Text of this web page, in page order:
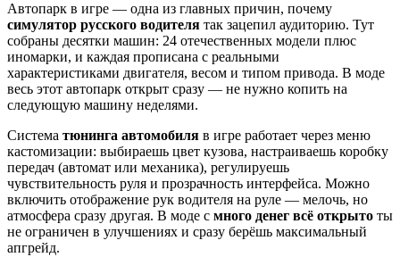
Автопарк в игре — одна из главных причин, почему
симулятор русского водителя так зацепил аудиторию. Тут
собраны десятки машин: 24 отечественных модели плюс
иномарки, и каждая прописана с реальными
характеристиками двигателя, весом и типом привода. В моде
весь этот автопарк открыт сразу — не нужно копить на
следующую машину неделями.
Система тюнинга автомобиля в игре работает через меню
кастомизации: выбираешь цвет кузова, настраиваешь коробку
передач (автомат или механика), регулируешь
чувствительность руля и прозрачность интерфейса. Можно
включить отображение рук водителя на руле — мелочь, но
атмосфера сразу другая. В моде с много денег всё открыто ты
не ограничен в улучшениях и сразу берёшь максимальный
апгрейд.